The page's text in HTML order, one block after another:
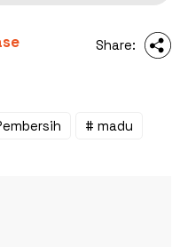
Share:
# madu